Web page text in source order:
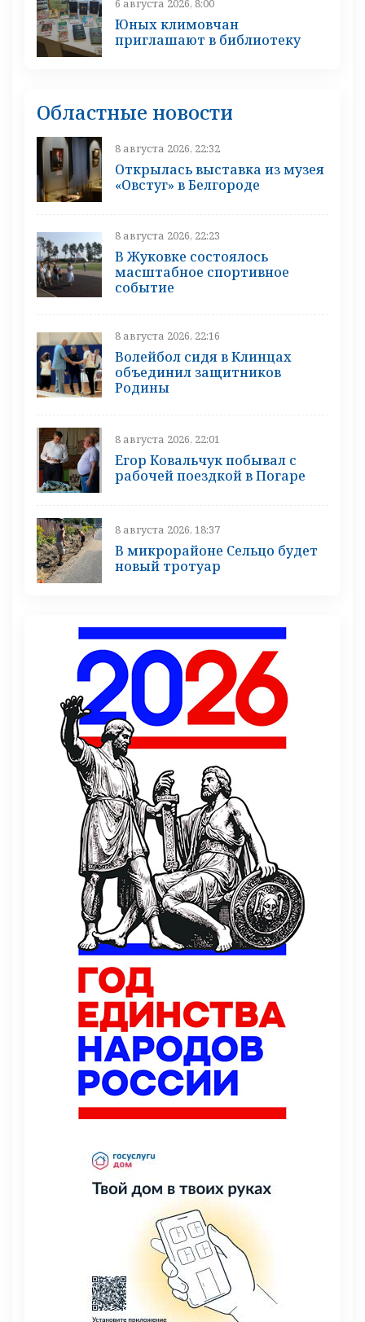
6 августа 2026, 8:00
Юных климовчан
приглашают в библиотеку
Областные новости
8 августа 2026, 22:32
Открылась выставка из музея
«Овстуг» в Белгороде
8 августа 2026, 22:23
В Жуковке состоялось
масштабное спортивное
событие
8 августа 2026, 22:16
Волейбол сидя в Клинцах
объединил защитников
Родины
8 августа 2026, 22:01
Егор Ковальчук побывал с
рабочей поездкой в Погаре
8 августа 2026, 18:37
В микрорайоне Сельцо будет
новый тротуар